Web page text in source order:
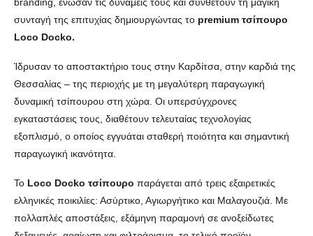
συνταγή της επιτυχίας δημιουργώντας το premium τσίπουρο
Loco Docko.
Ίδρυσαν το αποστακτήριο τους στην Καρδίτσα, στην καρδιά της
Θεσσαλίας – της περιοχής με τη μεγαλύτερη παραγωγική
δυναμική τσίπουρου στη χώρα. Οι υπερσύγχρονες
εγκαταστάσεις τους, διαθέτουν τελευταίας τεχνολογίας
εξοπλισμό, ο οποίος εγγυάται σταθερή ποιότητα και σημαντική
παραγωγική ικανότητα.
Το Loco Docko τσίπουρο παράγεται από τρεις εξαιρετικές
ελληνικές ποικιλίες: Ασύρτικο, Αγιωργήτικο και Μαλαγουζιά. Με
πολλαπλές αποστάξεις, εξάμηνη παραμονή σε ανοξείδωτες